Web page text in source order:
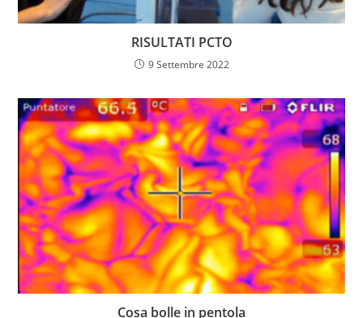
RISULTATI PCTO
9 Settembre 2022
Cosa bolle in pentola